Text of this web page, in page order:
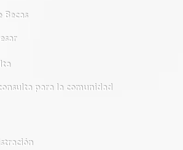
Becas
para la comunidad